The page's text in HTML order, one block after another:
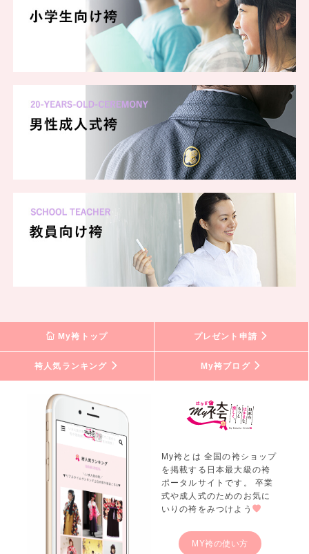
My袴トップ プレゼント申請
袴人気ランキング My袴ブログ
My袴とは 全国の袴ショップ
を掲載する日本最大級の袴
ポータルサイトです。 卒業
式や成人式のためのお気に
いりの袴をみつけよう
MY袴の使い方